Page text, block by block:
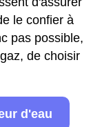
le confier à
pas possible,
de choisir
d'eau